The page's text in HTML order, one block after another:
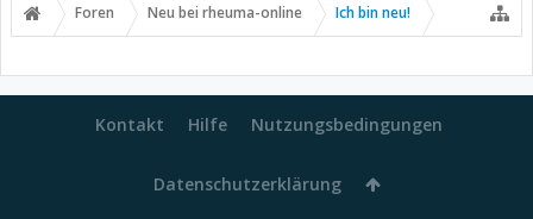
Foren Neu bei rheuma-online Ich bin neu!
Kontakt Hilfe Nutzungsbedingungen
Datenschutzerklärung